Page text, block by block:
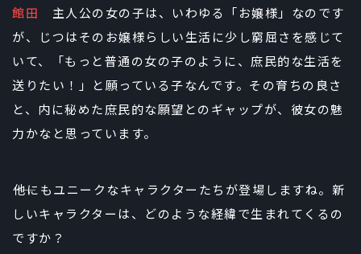
館田 主人公の女の子は、いわゆる「お嬢様」なのです
が、じつはそのお嬢様らしい生活に少し窮屈さを感じて
いて、「もっと普通の女の子のように、庶民的な生活を
送りたい！」と願っている子なんです。その育ちの良さ
と、内に秘めた庶民的な願望とのギャップが、彼女の魅
力かなと思っています。
――他にもユニークなキャラクターたちが登場しますね。新
しいキャラクターは、どのような経緯で生まれてくるの
ですか？